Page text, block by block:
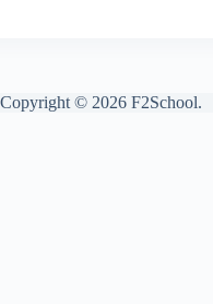
Copyright © 2026 F2School.